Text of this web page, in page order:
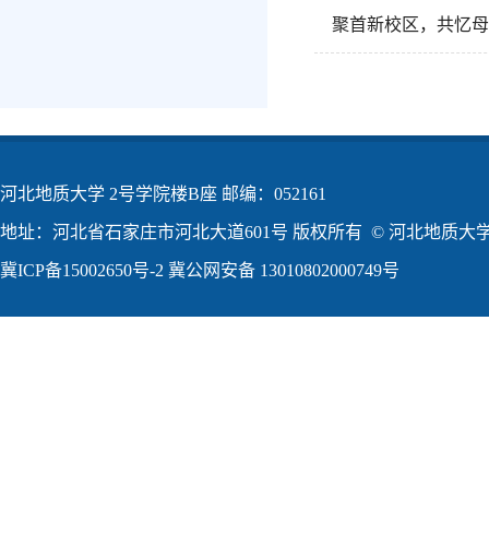
聚首新校区，共忆
河北地质大学 2号学院楼B座 邮编：052161
地址：河北省石家庄市河北大道601号 版权所有 © 河北地质大
冀ICP备15002650号-2 冀公网安备 13010802000749号